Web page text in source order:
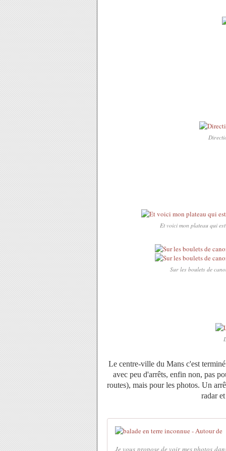
Et voici mon plateau qui
Sur les boulets de
Le centre-ville du Mans c'est
avec peu d'arrêts, enfin non, pas
routes), mais pour les photos. Un
radar
Je vous propose de voir mes photos